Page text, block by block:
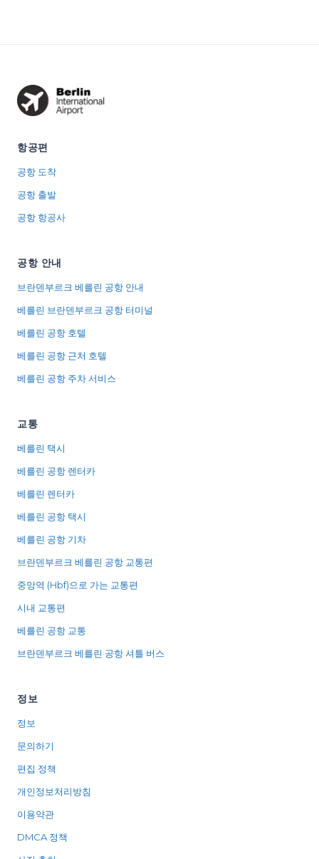
항공편
공항 도착
공항 출발
공항 항공사
공항 안내
브란덴부르크 베를린 공항 안내
베를린 브란덴부르크 공항 터미널
베를린 공항 호텔
베를린 공항 근처 호텔
베를린 공항 주차 서비스
교통
베를린 택시
베를린 공항 렌터카
베를린 렌터카
베를린 공항 택시
베를린 공항 기차
브란덴부르크 베를린 공항 교통편
중앙역 (Hbf)으로 가는 교통편
시내 교통편
베를린 공항 교통
브란덴부르크 베를린 공항 셔틀 버스
정보
정보
문의하기
편집 정책
개인정보처리방침
이용약관
DMCA 정책